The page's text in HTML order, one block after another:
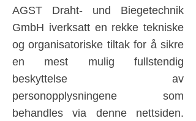
AGST Draht- und Biegetechnik
GmbH iverksatt en rekke tekniske
og organisatoriske tiltak for å sikre
en mest mulig fullstendig
beskyttelse av
personopplysningene som
behandles via denne nettsiden.